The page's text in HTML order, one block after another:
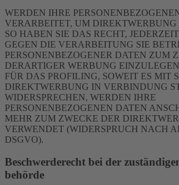
WERDEN IHRE
VERARBEITET, UM DIREKTWERBUNG
SO HABEN SIE DAS RECHT,
GEGEN DIE VERARBEITUNG SIE
PERSONENBEZOGENER DATEN ZUM
DERARTIGER WERBUNG
FÜR DAS PROFILING, SOWEIT ES MIT
DIREKTWERBUNG IN VERBINDUNG
WIDERSPRECHEN, WERDEN IHRE
PERSONENBEZOGENEN DATEN
MEHR ZUM ZWECKE DER
VERWENDET (WIDERSPRUCH NACH
DSGVO).
Beschwerde­recht bei der
behörde